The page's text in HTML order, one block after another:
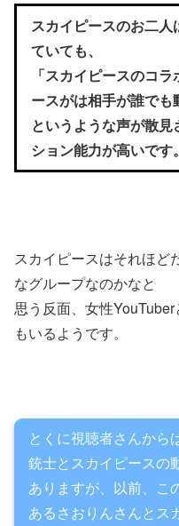
スカイピースのお二
ていても、
「スカイピースのコ
ースがは相手が誰でも
というような声が散
ション能力が高いです。
スカイピースはそれほど
なグループなのかなと
思う反面、女性
もいるようです。
とくに視聴者さんから
銃士とスカイピースの
ありますが、以前、こ
あるさおりんさんとス